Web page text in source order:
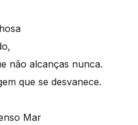
não alcanças nunca.
que se desvanece.
Mar